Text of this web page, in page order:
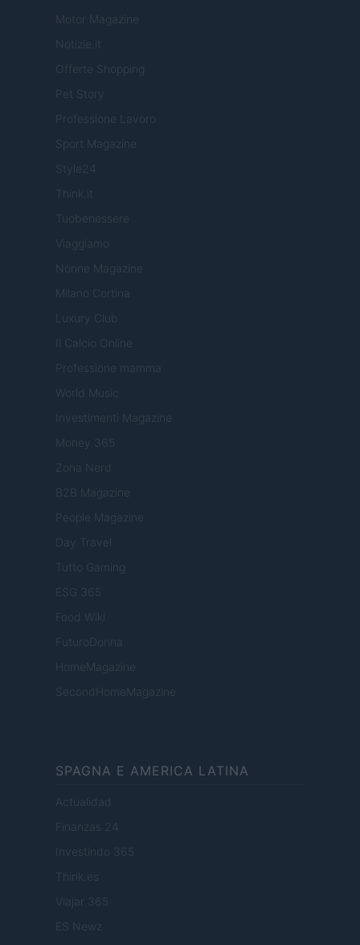
Motor Magazine
Notizie.it
Offerte Shopping
Pet Story
Professione Lavoro
Sport Magazine
Style24
Think.it
Tuobenessere
Viaggiamo
Nonne Magazine
Milano Cortina
Luxury Club
Il Calcio Online
Professione mamma
World Music
Investimenti Magazine
Money 365
Zona Nerd
B2B Magazine
People Magazine
Day Travel
Tutto Gaming
ESG 365
Food Wiki
FuturoDonna
HomeMagazine
SecondHomeMagazine
SPAGNA E AMERICA LATINA
Actualidad
Finanzas 24
Investindo 365
Think.es
Viajar 365
ES Newz